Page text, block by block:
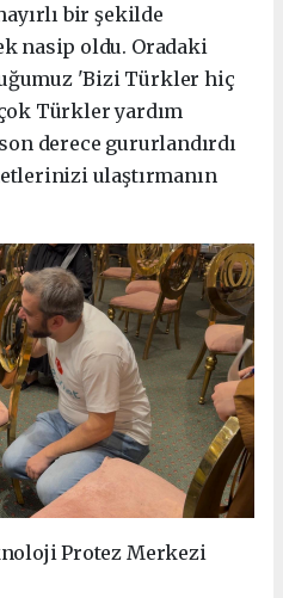
bir şekilde
nasip oldu. Oradaki
'Bizi Türkler hiç
Türkler yardım
derece gururlandırdı
ulaştırmanın
Protez Merkezi